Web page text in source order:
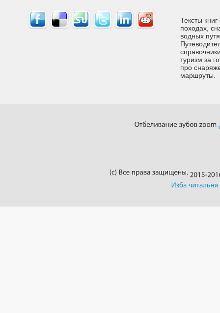
Тексты
походах,
водных
туризм за
про
маршруты.